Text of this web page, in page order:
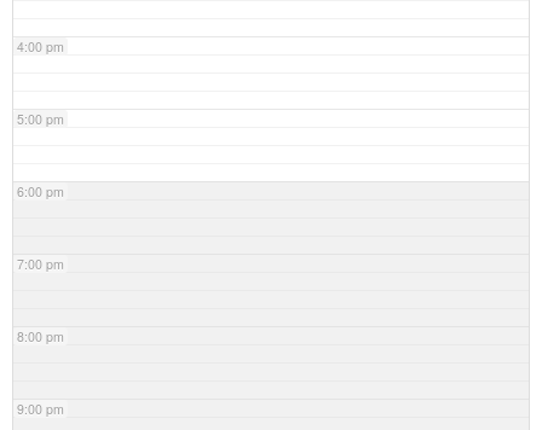
4:00 pm
5:00 pm
6:00 pm
7:00 pm
8:00 pm
9:00 pm